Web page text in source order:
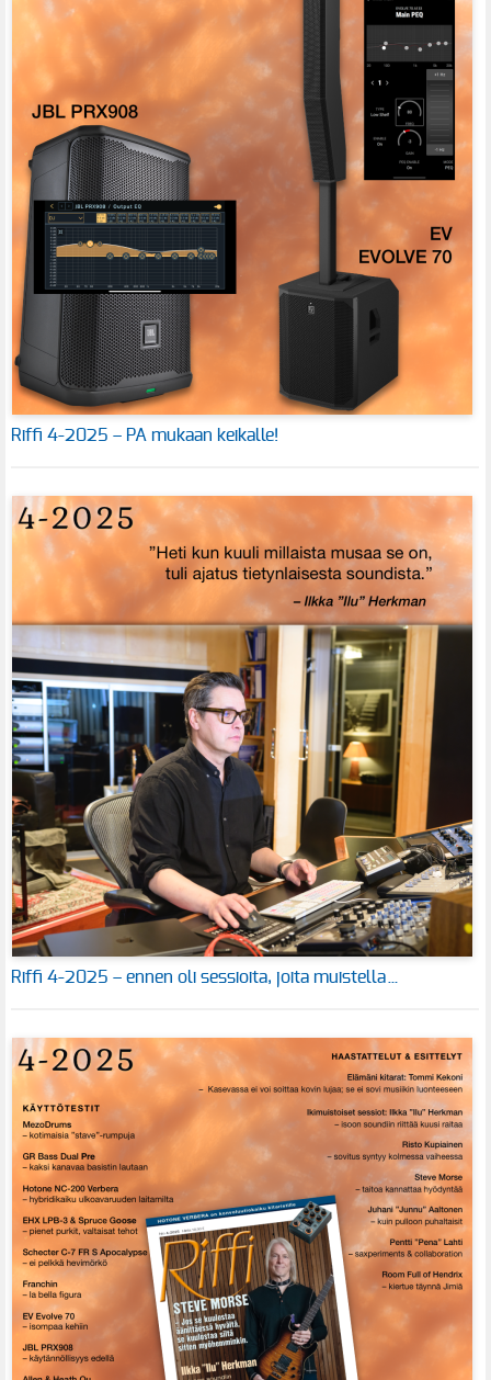
Riffi 4-2025 – PA mukaan keikalle!
Riffi 4-2025 – ennen oli sessioita, joita muistella…